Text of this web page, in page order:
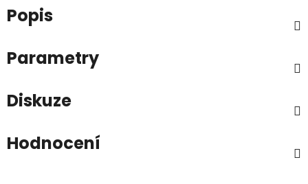
Popis
Parametry
Diskuze
Hodnocení